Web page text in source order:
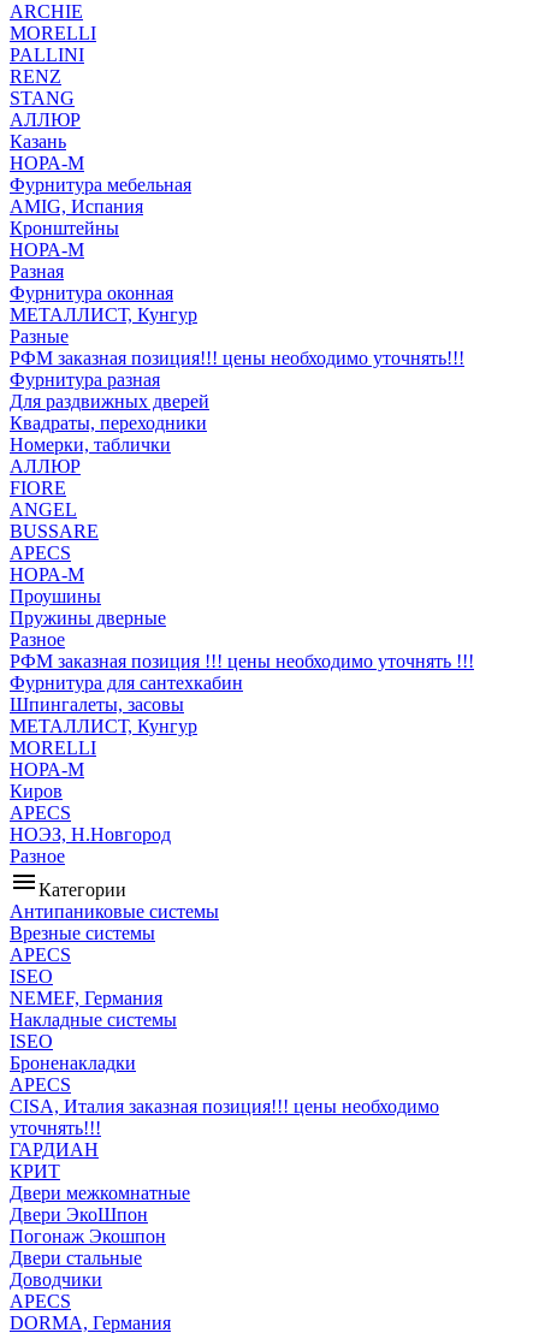
ARCHIE
MORELLI
PALLINI
RENZ
STANG
АЛЛЮР
Казань
НОРА-М
Фурнитура мебельная
AMIG, Испания
Кронштейны
НОРА-М
Разная
Фурнитура оконная
МЕТАЛЛИСТ, Кунгур
Разные
РФМ заказная позиция!!! цены необходимо уточнять!!!
Фурнитура разная
Для раздвижных дверей
Квадраты, переходники
Номерки, таблички
АЛЛЮР
FIORE
ANGEL
BUSSARE
APECS
НОРА-М
Проушины
Пружины дверные
Разное
РФМ заказная позиция !!! цены необходимо уточнять !!!
Фурнитура для сантехкабин
Шпингалеты, засовы
МЕТАЛЛИСТ, Кунгур
MORELLI
НОРА-М
Киров
APECS
НОЭЗ, Н.Новгород
Разное
menuКатегории
Антипаниковые системы
Врезные системы
APECS
ISEO
NEMEF, Германия
Накладные системы
ISEO
Броненакладки
APECS
CISA, Италия заказная позиция!!! цены необходимо
уточнять!!!
ГАРДИАН
КРИТ
Двери межкомнатные
Двери ЭкоШпон
Погонаж Экошпон
Двери стальные
Доводчики
APECS
DORMA, Германия